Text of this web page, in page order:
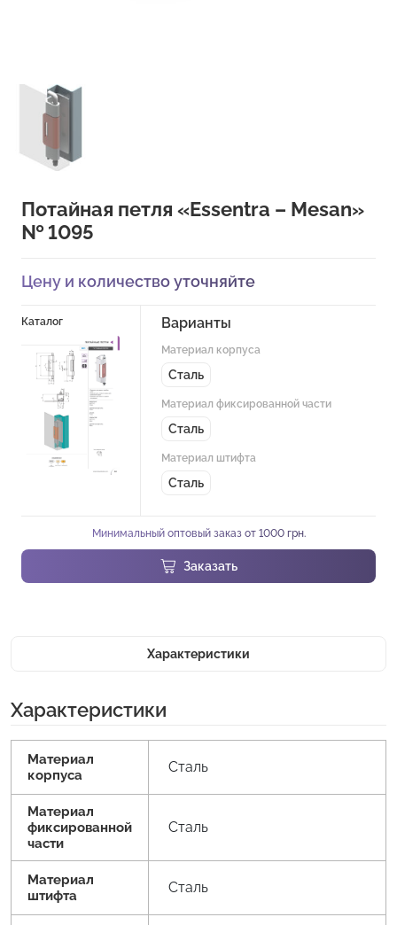
Потайная петля «Essentra – Mesan»
№ 1095
Цену и количество уточняйте
Каталог Варианты
Материал корпуса
Сталь
Материал фиксированной части
Сталь
Материал штифта
Сталь
Минимальный оптовый заказ от 1000 грн.
Заказать
Характеристики
Характеристики
Материал
корпуса
Сталь
Материал
фиксированной
части
Сталь
Материал
штифта
Сталь